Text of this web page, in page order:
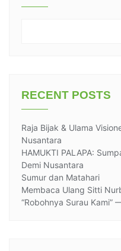
RECENT POSTS
Raja Bijak & Ulama
Nusantara
HAMUKTI PALAPA:
Demi Nusantara
Sumur dan Matahari
Membaca Ulang Sitti
“Robohnya Surau